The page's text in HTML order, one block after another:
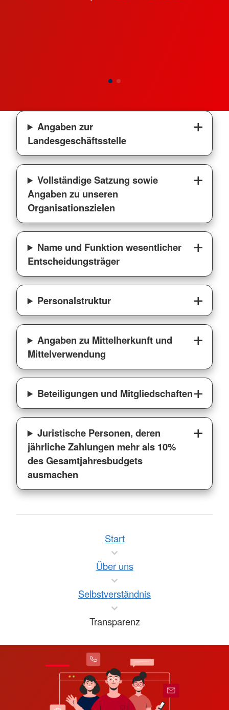
Angaben zur
Landesgeschäftsstelle
Vollständige Satzung sowie
Angaben zu unseren
Organisationszielen
Name und Funktion wesentlicher
Entscheidungsträger
Personalstruktur
Angaben zu Mittelherkunft und
Mittelverwendung
Beteiligungen und Mitgliedschaften
Juristische Personen, deren
jährliche Zahlungen mehr als 10%
des Gesamtjahresbudgets
ausmachen
Start
Über uns
Selbstverständnis
Transparenz